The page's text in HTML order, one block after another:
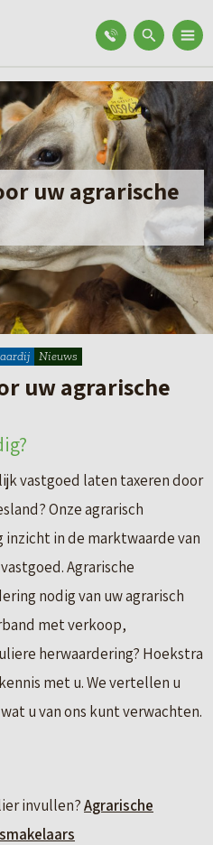
uw agrarische
Nieuws
uw agrarische
vastgoed laten taxeren door
Onze agrarisch
inzicht in de marktwaarde van
Agrarische
nodig van uw agrarisch
met verkoop,
herwaardering? Hoekstra
met u. We vertellen u
u van ons kunt verwachten.
invullen?Agrarische